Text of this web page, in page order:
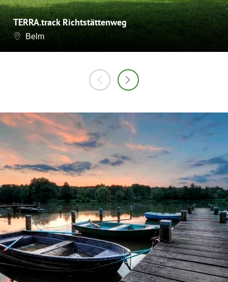
TERRA.track Richtstättenweg
Belm